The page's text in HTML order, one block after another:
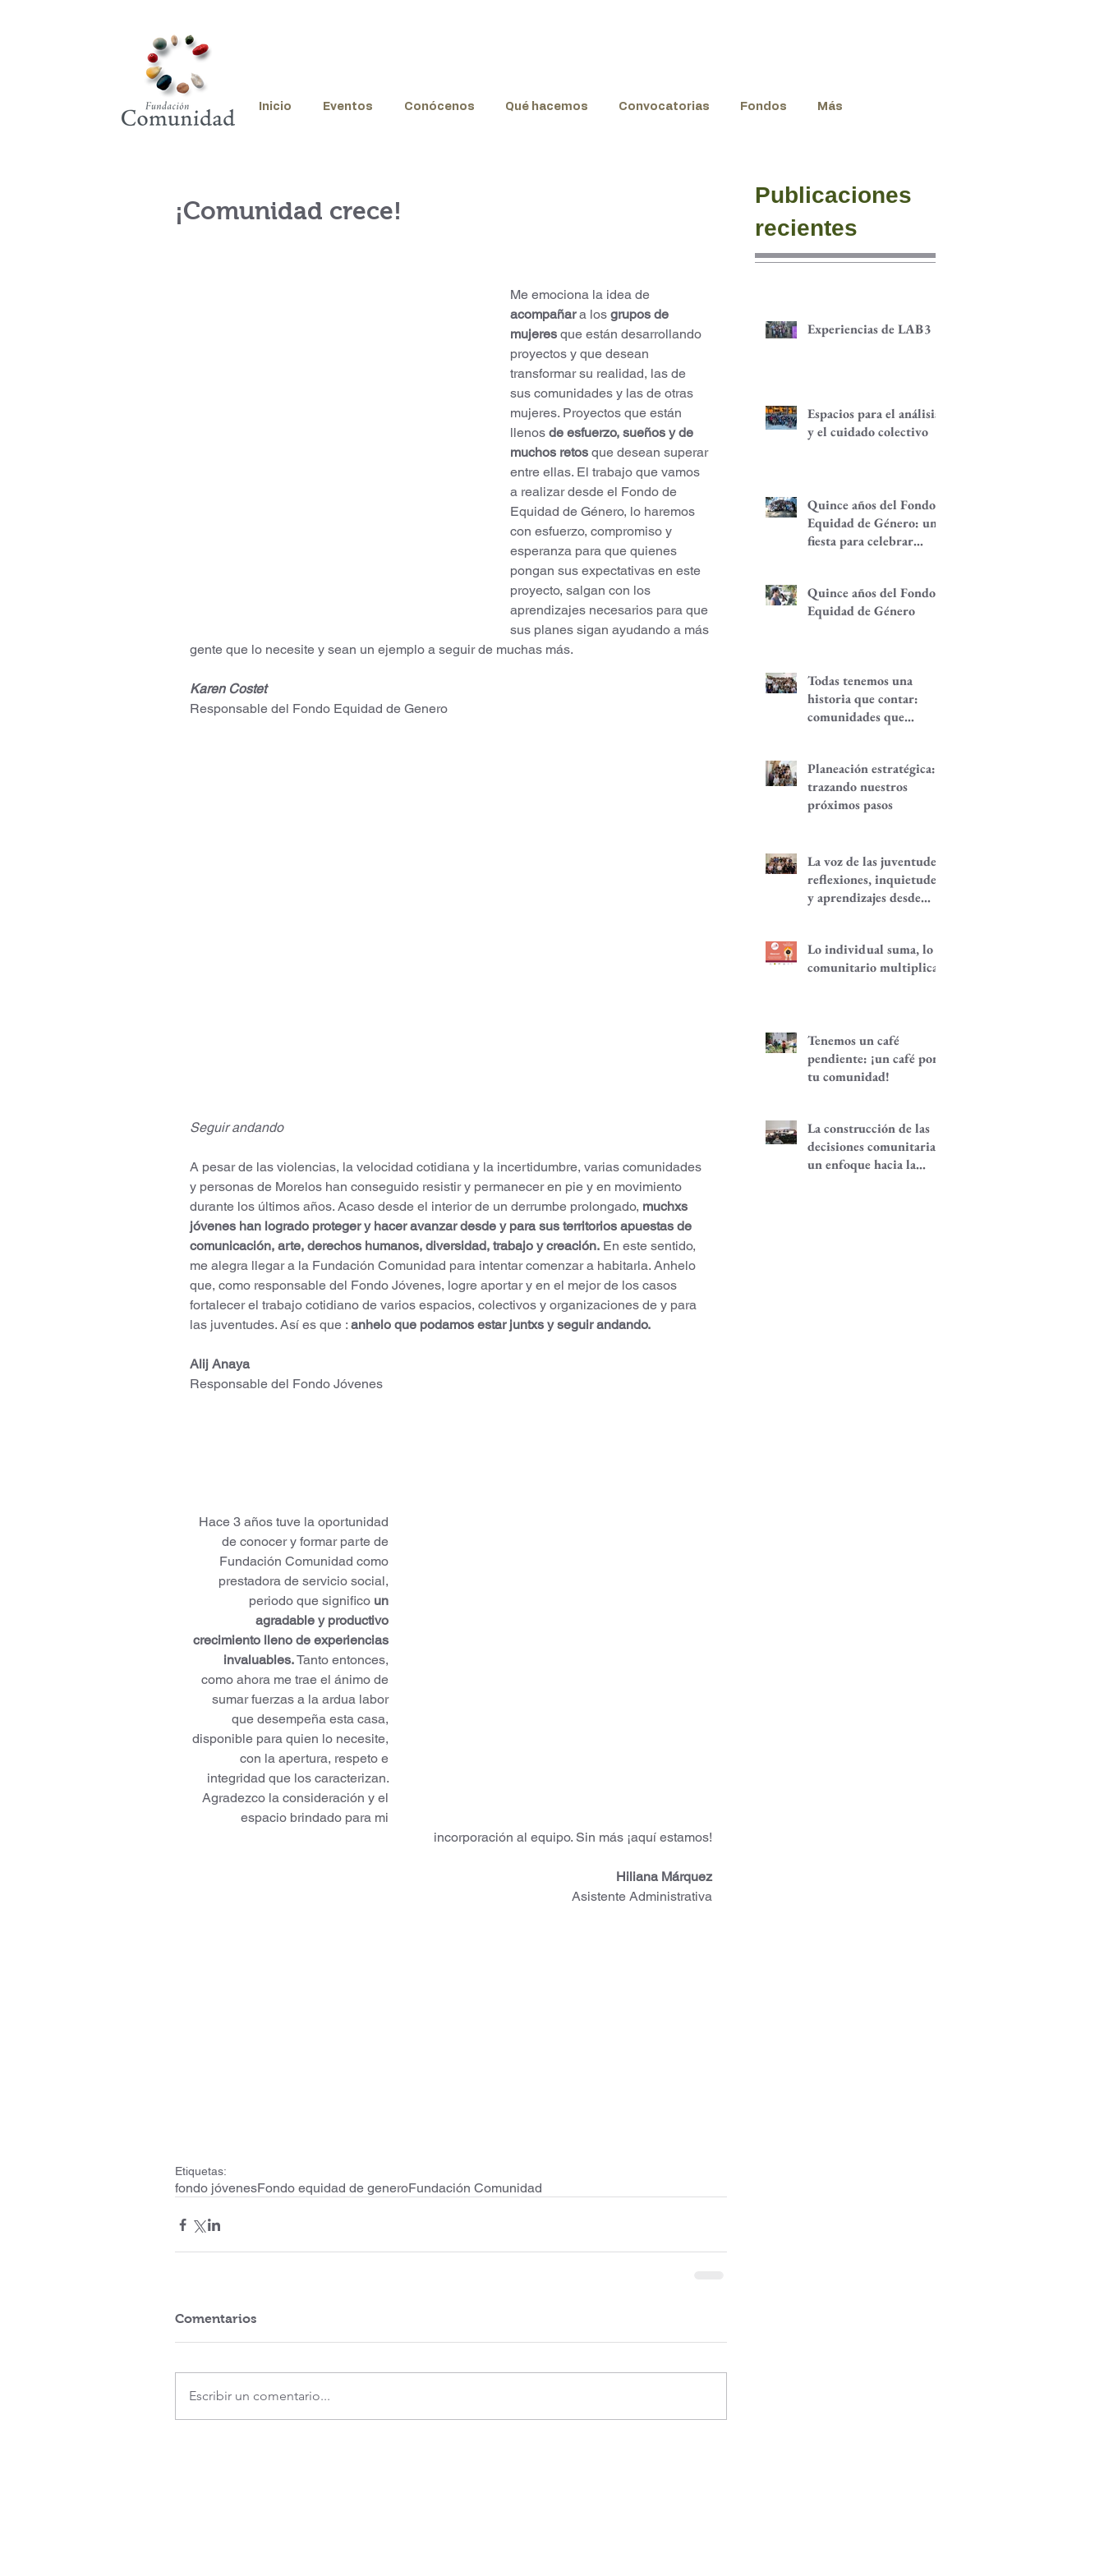
Inicio Eventos Conócenos Qué hacemos Convocatorias Fondos Más
¡Comunidad crece!
Me emociona la idea de
acompañar a los grupos de
mujeres que están desarrollando
proyectos y que desean
transformar su realidad, las de
sus comunidades y las de otras
mujeres. Proyectos que están
llenos de esfuerzo, sueños y de
muchos retos que desean superar
entre ellas. El trabajo que vamos
a realizar desde el Fondo de
Equidad de Género, lo haremos
con esfuerzo, compromiso y
esperanza para que quienes
pongan sus expectativas en este
proyecto, salgan con los
aprendizajes necesarios para que
sus planes sigan ayudando a más
gente que lo necesite y sean un ejemplo a seguir de muchas más.
Karen Costet
Responsable del Fondo Equidad de Genero
Seguir andando
A pesar de las violencias, la velocidad cotidiana y la incertidumbre, varias comunidades
y personas de Morelos han conseguido resistir y permanecer en pie y en movimiento
durante los últimos años. Acaso desde el interior de un derrumbe prolongado, muchxs
jóvenes han logrado proteger y hacer avanzar desde y para sus territorios apuestas de
comunicación, arte, derechos humanos, diversidad, trabajo y creación. En este sentido,
me alegra llegar a la Fundación Comunidad para intentar comenzar a habitarla. Anhelo
que, como responsable del Fondo Jóvenes, logre aportar y en el mejor de los casos
fortalecer el trabajo cotidiano de varios espacios, colectivos y organizaciones de y para
las juventudes. Así es que : anhelo que podamos estar juntxs y seguir andando.
Alij Anaya
Responsable del Fondo Jóvenes
Hace 3 años tuve la oportunidad
de conocer y formar parte de
Fundación Comunidad como
prestadora de servicio social,
periodo que significo un
agradable y productivo
crecimiento lleno de experiencias
invaluables. Tanto entonces,
como ahora me trae el ánimo de
sumar fuerzas a la ardua labor
que desempeña esta casa,
disponible para quien lo necesite,
con la apertura, respeto e
integridad que los caracterizan.
Agradezco la consideración y el
espacio brindado para mi
incorporación al equipo. Sin más ¡aquí estamos!
Hiliana Márquez
Asistente Administrativa
Etiquetas:
fondo jóvenesFondo equidad de generoFundación Comunidad
Comentarios
Escribir un comentario...
Publicaciones
recientes
Experiencias de LAB3
Espacios para el análisis
y el cuidado colectivo
Quince años del Fondo
Equidad de Género: una
fiesta para celebrar
mujeres y alternativas
económicas
Quince años del Fondo
Equidad de Género
Todas tenemos una
historia que contar:
comunidades que
Planeación estratégica:
trazando nuestros
próximos pasos
La voz de las juventudes:
reflexiones, inquietudes
y aprendizajes desde
Lo individual suma, lo
comunitario multiplica
Tenemos un café
pendiente: ¡un café por
tu comunidad!
La construcción de las
decisiones comunitarias,
un enfoque hacia la